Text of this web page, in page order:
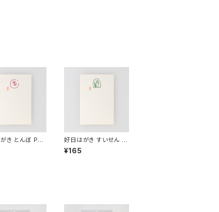
き とんぼ PC-
好日はがき すいせん P
C-5
¥165